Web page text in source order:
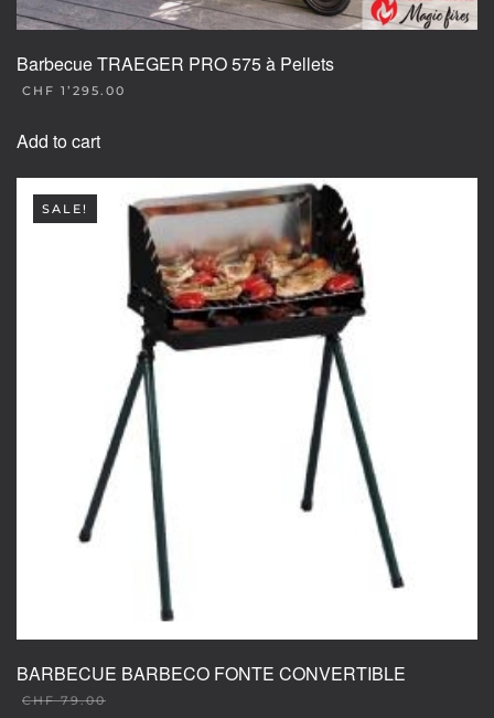
Barbecue TRAEGER PRO 575 à Pellets
CHF 1’295.00
Add to cart
SALE!
BARBECUE BARBECO FONTE CONVERTIBLE
CHF79.00